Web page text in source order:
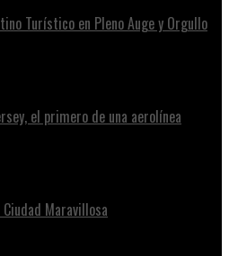
Turístico en Pleno Auge y Orgullo
el primero de una aerolínea
Maravillosa